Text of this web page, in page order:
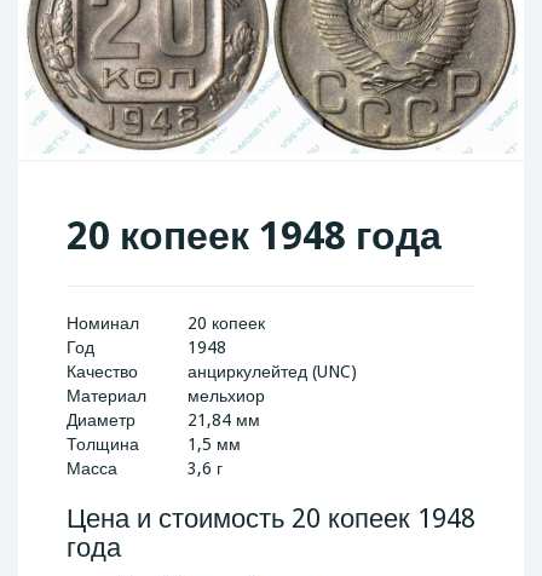
20 копеек 1948 года
Номинал
20 копеек
Год
1948
Качество
анциркулейтед (UNC)
Материал
мельхиор
Диаметр
21,84 мм
Толщина
1,5 мм
Масса
3,6 г
Цена и стоимость 20 копеек 1948
года